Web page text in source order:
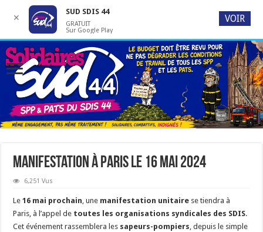
Manifestation à Paris le 16 mai 2024
6,251 Vus
Le16 mai prochain, une manifestation unitaire se tiendra à
Paris, à l’appel de toutes les organisations syndicales des SDIS.
Cet événement rassemblera les sapeurs-pompiers, depuis le simple
✕
SUD SDIS 44
GRATUIT
Sur Google Play
VOIR